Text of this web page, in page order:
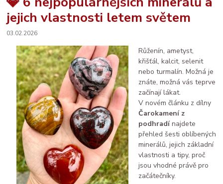
jejich vlastnosti letem světem
03.02.2026
Růženín, ametyst,
křišťál, kalcit, selenit
nebo turmalín. Možná je
znáte, možná vás teprve
začínají lákat.
V novém článku z dílny
Čarokamení z
podhradínajdete
přehled šesti oblíbených
minerálů, jejich základní
vlastnosti a tipy, proč
jsou vhodné právě pro
začátečníky.